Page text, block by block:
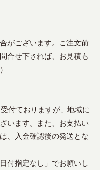
がございます。ご注文前
合せ下されば、お見積も
付ておりますが、地域に
います。また、お支払い
、入金確認後の発送とな
付指定なし」でお願いし